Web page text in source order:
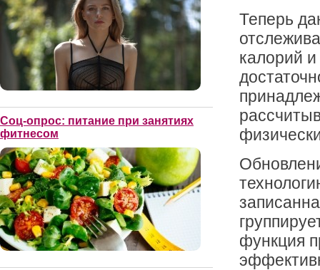
Соц-опрос: питание при занятиях
фитнесом
Теперь
калорий
функция